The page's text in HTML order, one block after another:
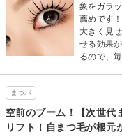
象をガラ
薦めです
大きく見
せる効果
るので、
まつパ
空前のブーム！【次世代
リフト！自まつ毛が根元